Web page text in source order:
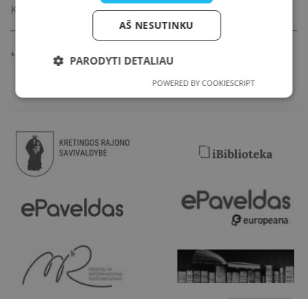
Kalėdinės mugės„Įkvėpk! Kalėdos!“renginys.
*Dalyvavimas tik su galimybių pasu.
AŠ NESUTINKU
PARODYTI DETALIAU
POWERED BY COOKIESCRIPT